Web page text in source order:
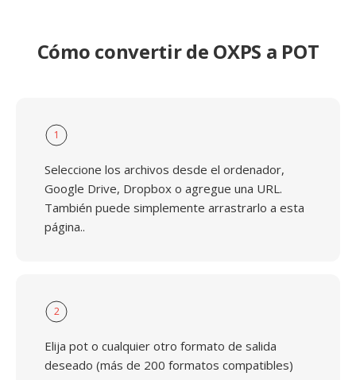
Cómo convertir de OXPS a POT
1
Seleccione los archivos desde el ordenador,
Google Drive, Dropbox o agregue una URL.
También puede simplemente arrastrarlo a esta
página..
2
Elija pot o cualquier otro formato de salida
deseado (más de 200 formatos compatibles)